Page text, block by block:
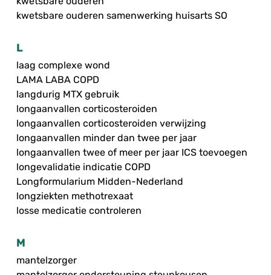
kwetsbare ouderen samenwerking huisarts SO
L
laag complexe wond
LAMA LABA COPD
langdurig MTX gebruik
longaanvallen corticosteroiden
longaanvallen corticosteroiden verwijzing
longaanvallen minder dan twee per jaar
longaanvallen twee of meer per jaar ICS toevoegen
longevalidatie indicatie COPD
Longformularium Midden-Nederland
longziekten methotrexaat
losse medicatie controleren
M
mantelzorger